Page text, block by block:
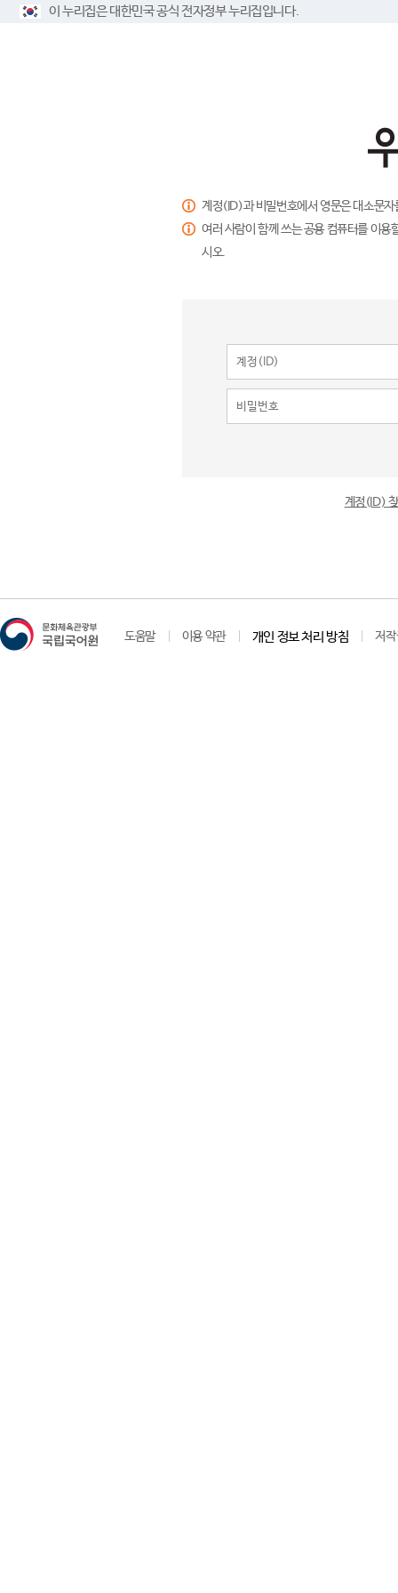
이 누리집은 대한민국 공식 전자정부 누리집입니다.
계정(ID)과 비밀번호에서 영문은 대소문
여러 사람이 함께 쓰는 공용 컴퓨터를 이
시오.
계정(ID)
도움말 이용 약관 개인 정보 처리 방침 저